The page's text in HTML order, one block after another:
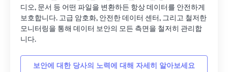
디오, 문서 등 어떤 파일을 변환하든 항상 데이터를 안전하게
보호합니다. 고급 암호화, 안전한 데이터 센터, 그리고 철저한
모니터링을 통해 데이터 보안의 모든 측면을 철저히 관리합
니다.
보안에 대한 당사의 노력에 대해 자세히 알아보세요